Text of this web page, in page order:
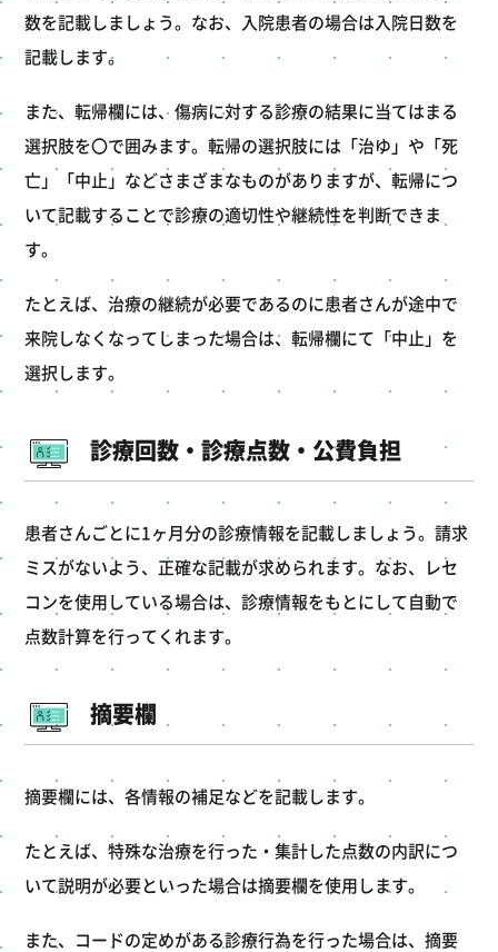
数を記載しましょう。なお、入院患者の場合は入院日数を
記載します。
また、転帰欄には、傷病に対する診療の結果に当てはまる
選択肢を〇で囲みます。転帰の選択肢には「治ゆ」や「死
亡」「中止」などさまざまなものがありますが、転帰につ
いて記載することで診療の適切性や継続性を判断できま
す。
たとえば、治療の継続が必要であるのに患者さんが途中で
来院しなくなってしまった場合は、転帰欄にて「中止」を
選択します。
診療回数・診療点数・公費負担
患者さんごとに1ヶ月分の診療情報を記載しましょう。請求
ミスがないよう、正確な記載が求められます。なお、レセ
コンを使用している場合は、診療情報をもとにして自動で
点数計算を行ってくれます。
摘要欄
摘要欄には、各情報の補足などを記載します。
たとえば、特殊な治療を行った・集計した点数の内訳につ
いて説明が必要といった場合は摘要欄を使用します。
また、コードの定めがある診療行為を行った場合は、摘要